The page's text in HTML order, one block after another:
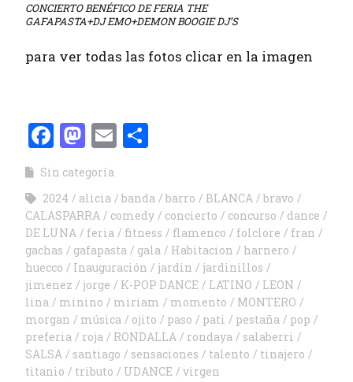
CONCIERTO BENÉFICO DE FERIA THE
GAFAPASTA+DJ EMO+DEMON BOOGIE DJ’S
para ver todas las fotos clicar en la imagen
Facebook
Mastodon
Email
Sin categoría
2024
alicia banda barro BLANCA
bravo
CALASPARRA
comedy concierto concurso
dance
DE LUNA
feria fitness flamenco folclore
fran
gachas
gafapasta gala Habitacion
harnero
huecco
Inauguración jardin
jardinillos
jimenez
jorge K-POP DANCE LATINO
LEON
lina
minino miriam momento
MONTERO
morgan
música ojito paso pati pestaña
pop
preferia
roja RONDALLA rondaya
salaberri
SALSA
santiago sensaciones talento
tinajero
titanio
tributo UDANCE virgen